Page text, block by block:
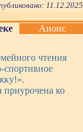
11.12.2025
Анонс
чтения
спортивное
приурочена ко